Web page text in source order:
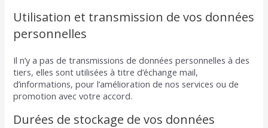
Utilisation et transmission de vos données
personnelles
Il n’y a pas de transmissions de données personnelles à des
tiers, elles sont utilisées à titre d’échange mail,
d’informations, pour l’amélioration de nos services ou de
promotion avec votre accord.
Durées de stockage de vos données